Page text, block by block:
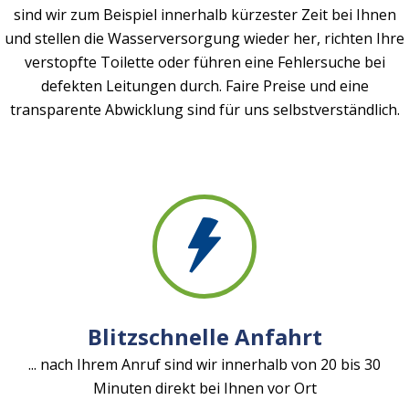
sind wir zum Beispiel innerhalb kürzester Zeit bei Ihnen
und stellen die Wasserversorgung wieder her, richten Ihre
verstopfte Toilette oder führen eine Fehlersuche bei
defekten Leitungen durch. Faire Preise und eine
transparente Abwicklung sind für uns selbstverständlich.
Blitzschnelle Anfahrt
... nach Ihrem Anruf sind wir innerhalb von 20 bis 30
Minuten direkt bei Ihnen vor Ort